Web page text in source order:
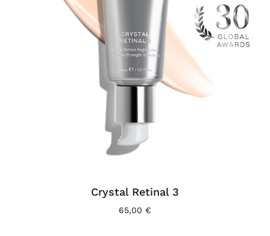
Crystal Retinal 3
65,00 €